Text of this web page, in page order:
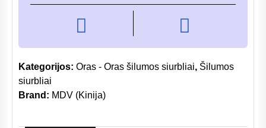
Kategorijos: Oras - Oras šilumos siurbliai, Šilumos
siurbliai
Brand: MDV (Kinija)